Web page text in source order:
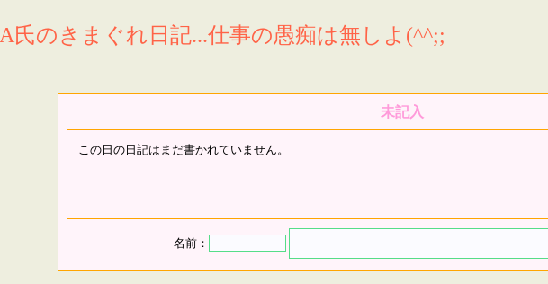
A氏のきまぐれ日記...仕事の愚痴は無しよ(^^;;
未記入
この日の日記はまだ書かれていません。
名前：